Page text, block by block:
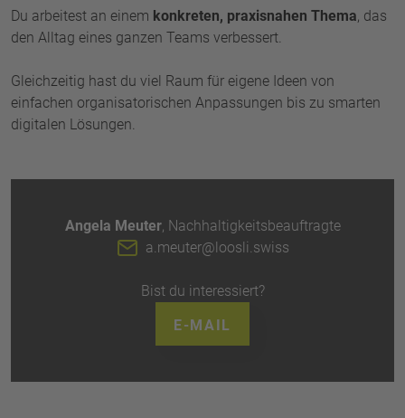
Du arbeitest an einem konkreten, praxisnahen Thema, das
den Alltag eines ganzen Teams verbessert.
Gleichzeitig hast du viel Raum für eigene Ideen von
einfachen organisatorischen Anpassungen bis zu smarten
digitalen Lösungen.
Angela Meuter, Nachhaltigkeitsbeauftragte
a.meuter@loosli.swiss
Bist du interessiert?
E-MAIL